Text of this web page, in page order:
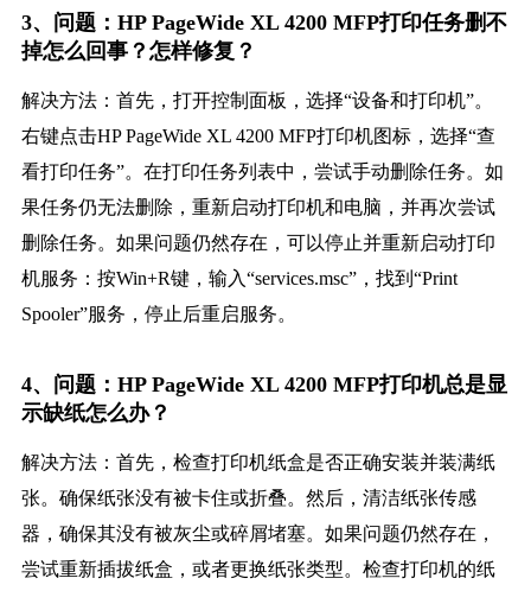
3、问题：HP PageWide XL 4200 MFP打印任务删不
掉怎么回事？怎样修复？
解决方法：首先，打开控制面板，选择“设备和打印机”。
右键点击HP PageWide XL 4200 MFP打印机图标，选择“查
看打印任务”。在打印任务列表中，尝试手动删除任务。如
果任务仍无法删除，重新启动打印机和电脑，并再次尝试
删除任务。如果问题仍然存在，可以停止并重新启动打印
机服务：按Win+R键，输入“services.msc”，找到“Print
Spooler”服务，停止后重启服务。
4、问题：HP PageWide XL 4200 MFP打印机总是显
示缺纸怎么办？
解决方法：首先，检查打印机纸盒是否正确安装并装满纸
张。确保纸张没有被卡住或折叠。然后，清洁纸张传感
器，确保其没有被灰尘或碎屑堵塞。如果问题仍然存在，
尝试重新插拔纸盒，或者更换纸张类型。检查打印机的纸